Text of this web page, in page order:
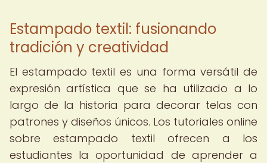
Estampado textil: fusionando
tradición y creatividad
El estampado textil es una forma versátil de
expresión artística que se ha utilizado a lo
largo de la historia para decorar telas con
patrones y diseños únicos. Los tutoriales online
sobre estampado textil ofrecen a los
estudiantes la oportunidad de aprender a